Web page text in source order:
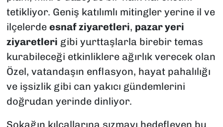
tetikliyor. Geniş katılımlı mitingler yerine il ve
ilçelerde esnaf ziyaretleri, pazar yeri
ziyaretleri gibi yurttaşlarla birebir temas
kurabileceği etkinliklere ağırlık verecek olan
Özel, vatandaşın enflasyon, hayat pahalılığı
ve işsizlik gibi can yakıcı gündemlerini
doğrudan yerinde dinliyor.
Sokağın kılcallarına sızmayı hedefleyen bu